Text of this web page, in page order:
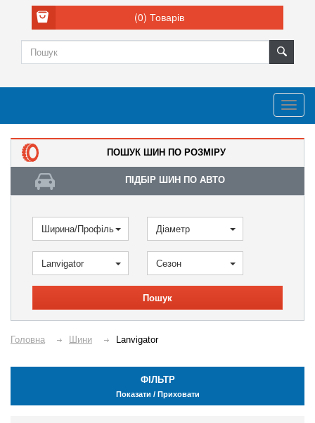
(0) Товарів
ПОШУК ШИН ПО РОЗМІРУ
ПІДБІР ШИН ПО АВТО
Ширина/Профіль Діаметр
Lanvigator Сезон
Пошук
Головна Шини Lanvigator
ФІЛЬТР
Показати / Приховати